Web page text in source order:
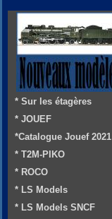
* Sur les étagères
* JOUEF
*Catalogue Jouef 2021
* T2M-PIKO
* ROCO
* LS Models
* LS Models SNCF